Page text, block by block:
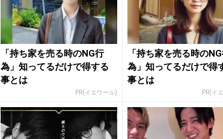
「持ち家を売る時のNG行
為」知ってるだけで得する
事とは
PR(イエウール)
「持ち家を売る時の
為」知ってるだけで得
事とは
PR(イ